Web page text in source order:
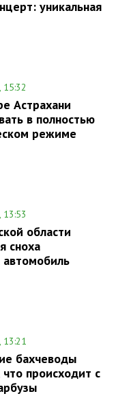
уникальная
15:32
Астрахани
в полностью
режиме
13:53
области
сноха
автомобиль
13:21
бахчеводы
что происходит с